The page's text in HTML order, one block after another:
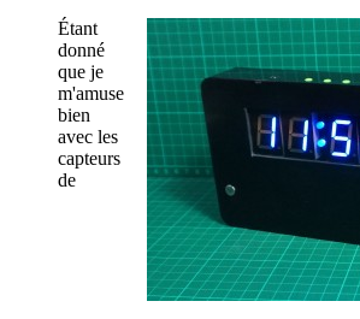
Étant
donné
que je
m'amuse
bien
avec les
capteurs
de